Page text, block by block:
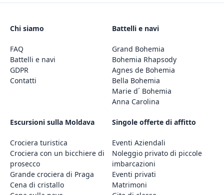
Chi siamo
FAQ
Battelli e navi
GDPR
Contatti
Battelli e navi
Grand Bohemia
Bohemia Rhapsody
Agnes de Bohemia
Bella Bohemia
Marie d´ Bohemia
Anna Carolina
Escursioni sulla Moldava
Crociera turistica
Crociera con un bicchiere di
prosecco
Grande crociera di Praga
Cena di cristallo
Singole offerte di affitto
Eventi Aziendali
Noleggio privato di piccole
imbarcazioni
Eventi privati
Matrimoni